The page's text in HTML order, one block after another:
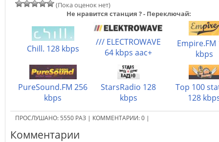
(Пока оценок нет)
Не нравится станция ? - Переключай:
Chill. 128 kbps
/// ELECTROWAVE
64 kbps aac+
Empire.FM
kbps
PureSound.FM 256
kbps
StarsRadio 128
kbps
Top 100
128
ПРОСЛУШАНО: 5550 РАЗ | КОММЕНТАРИИ:0 |
Комментарии